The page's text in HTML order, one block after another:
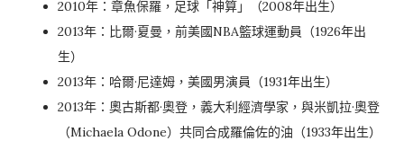
2010年：章魚保羅，足球「神算」（2008年出生）
2013年：比爾·夏曼，前美國NBA籃球運動員（1926年出
生）
2013年：哈爾·尼達姆，美國男演員（1931年出生）
2013年：奧古斯都·奧登，義大利經濟學家，與米凱拉·奧登
（Michaela Odone）共同合成羅倫佐的油（1933年出生）